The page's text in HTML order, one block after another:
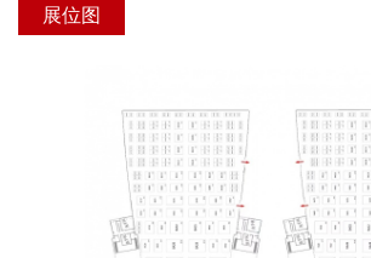
展位图